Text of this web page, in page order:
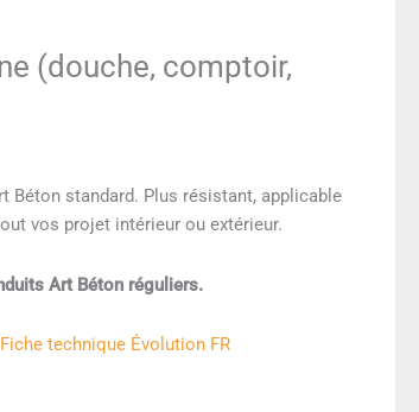
(douche, comptoir,
Béton standard. Plus résistant, applicable
vos projet intérieur ou extérieur.
Art Béton réguliers.
Fiche technique Évolution FR